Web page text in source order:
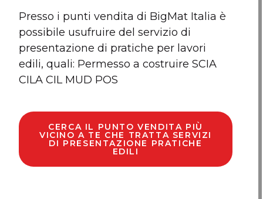
Presso i punti vendita di BigMat Italia è
possibile usufruire del servizio di
presentazione di pratiche per lavori
edili, quali: Permesso a costruire SCIA
CILA CIL MUD POS
CERCA IL PUNTO VENDITA PIÙ
VICINO A TE CHE TRATTA SERVIZI
DI PRESENTAZIONE PRATICHE
EDILI